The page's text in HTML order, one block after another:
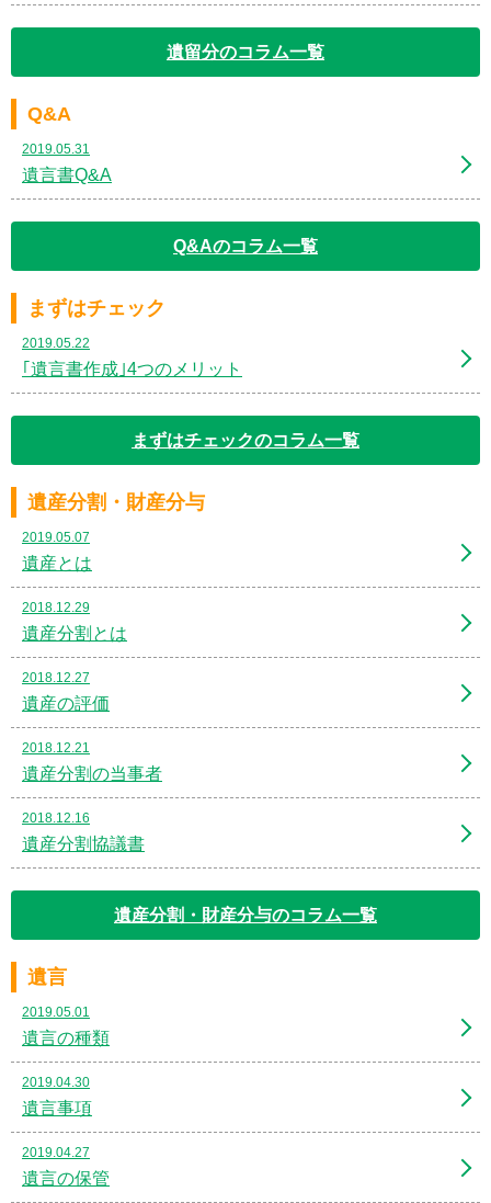
遺留分のコラム一覧
Q&A
2019.05.31
遺言書Q&A
Q&Aのコラム一覧
まずはチェック
2019.05.22
｢遺言書作成｣4つのメリット
まずはチェックのコラム一覧
遺産分割・財産分与
2019.05.07
遺産とは
2018.12.29
遺産分割とは
2018.12.27
遺産の評価
2018.12.21
遺産分割の当事者
2018.12.16
遺産分割協議書
遺産分割・財産分与のコラム一覧
遺言
2019.05.01
遺言の種類
2019.04.30
遺言事項
2019.04.27
遺言の保管